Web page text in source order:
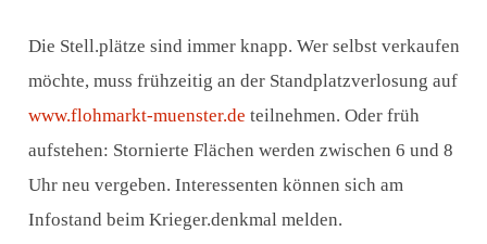
Die Stell.plätze sind immer knapp. Wer selbst verkaufen
möchte, muss frühzeitig an der Standplatzverlosung auf
www.flohmarkt-muenster.de teilnehmen. Oder früh
aufstehen: Stornierte Flächen werden zwischen 6 und 8
Uhr neu vergeben. Interessenten können sich am
Infostand beim Krieger.denkmal melden.